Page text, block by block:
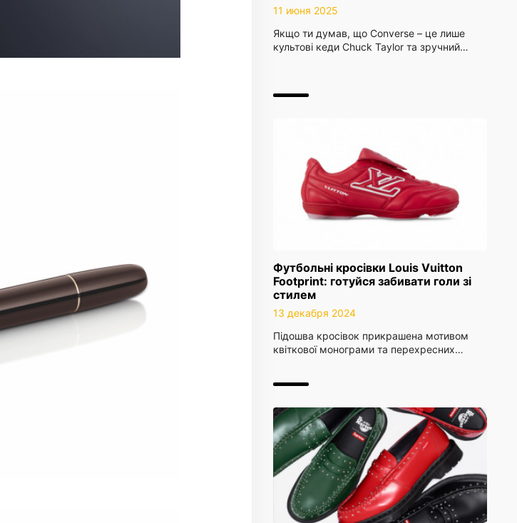
11 июня 2025
Якщо ти думав, що Converse – це лише
культові кеди Chuck Taylor та зручний…
Футбольні кросівки Louis Vuitton
Footprint: готуйся забивати голи зі
стилем
13 декабря 2024
Підошва кросівок прикрашена мотивом
квіткової монограми та перехресних…